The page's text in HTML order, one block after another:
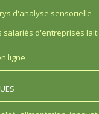
d'analyse sensorielle
salariés d'entreprises
ligne